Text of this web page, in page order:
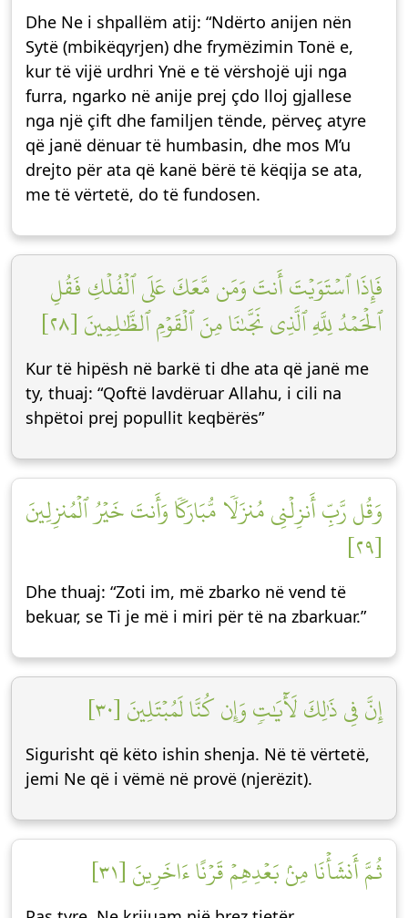
Dhe Ne i shpallëm atij: “Ndërto anijen nën
Sytë (mbikëqyrjen) dhe frymëzimin Tonë e,
kur të vijë urdhri Ynë e të vërshojë uji nga
furra, ngarko në anije prej çdo lloj gjallese
nga një çift dhe familjen tënde, përveç atyre
që janë dënuar të humbasin, dhe mos M’u
drejto për ata që kanë bërë të këqija se ata,
me të vërtetë, do të fundosen.
فَإِذَا ٱسۡتَوَيۡتَ أَنتَ وَمَن مَّعَكَ عَلَى ٱلۡفُلۡكِ فَقُلِ
ٱلۡحَمۡدُ لِلَّهِ ٱلَّذِي نَجَّىٰنَا مِنَ ٱلۡقَوۡمِ ٱلظَّٰلِمِينَ [٢٨]
Kur të hipësh në barkë ti dhe ata që janë me
ty, thuaj: “Qoftë lavdëruar Allahu, i cili na
shpëtoi prej popullit keqbërës”
وَقُل رَّبِّ أَنزِلۡنِي مُنزَلٗا مُّبَارَكٗا وَأَنتَ خَيۡرُ ٱلۡمُنزِلِينَ
[٢٩]
Dhe thuaj: “Zoti im, më zbarko në vend të
bekuar, se Ti je më i miri për të na zbarkuar.”
إِنَّ فِي ذَٰلِكَ لَأٓيَٰتٖ وَإِن كُنَّا لَمُبۡتَلِينَ [٣٠]
Sigurisht që këto ishin shenja. Në të vërtetë,
jemi Ne që i vëmë në provë (njerëzit).
ثُمَّ أَنشَأۡنَا مِنۢ بَعۡدِهِمۡ قَرۡنًا ءَاخَرِينَ [٣١]